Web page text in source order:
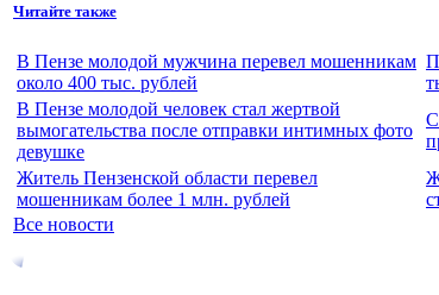
Читайте также
В Пензе молодой мужчина перевел мошенникам
около 400 тыс. рублей
В Пензе молодой человек стал жертвой
вымогательства после отправки интимных фото
девушке
Житель Пензенской области перевел
мошенникам более 1 млн. рублей
Все новости